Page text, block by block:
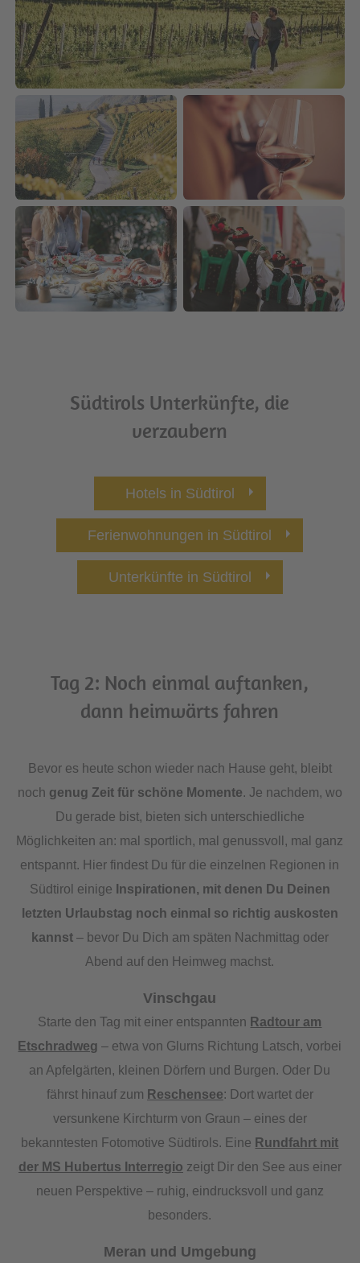
Südtirols Unterkünfte, die
verzaubern
Hotels in Südtirol
Ferienwohnungen in Südtirol
Unterkünfte in Südtirol
Tag 2: Noch einmal auftanken,
dann heimwärts fahren
Bevor es heute schon wieder nach Hause geht, bleibt
noch genug Zeit für schöne Momente. Je nachdem, wo
Du gerade bist, bieten sich unterschiedliche
Möglichkeiten an: mal sportlich, mal genussvoll, mal ganz
entspannt. Hier findest Du für die einzelnen Regionen in
Südtirol einige Inspirationen, mit denen Du Deinen
letzten Urlaubstag noch einmal so richtig auskosten
kannst– bevor Du Dich am späten Nachmittag oder
Abend auf den Heimweg machst.
Vinschgau
Starte den Tag mit einer entspannten Radtour am
Etschradweg – etwa von Glurns Richtung Latsch, vorbei
an Apfelgärten, kleinen Dörfern und Burgen. Oder Du
fährst hinauf zum Reschensee: Dort wartet der
versunkene Kirchturm von Graun – eines der
bekanntesten Fotomotive Südtirols. Eine Rundfahrt mit
der MS Hubertus Interregio zeigt Dir den See aus einer
neuen Perspektive – ruhig, eindrucksvoll und ganz
besonders.
Meran und Umgebung